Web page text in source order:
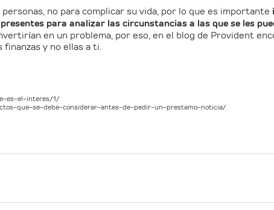
no para complicar su vida, por lo que es importante
para analizar las circunstancias a las que se les
en un problema, por eso, en el blog de Provident
y no ellas a ti.
es-el-interes/1/
que-se-debe-considerar-antes-de-pedir-un-prestamo-noticia/